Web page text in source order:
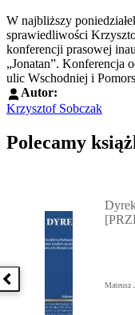
W najbliższy
sprawiedliwości
konferencji prasowej
„Jonatan”. Konferencja
ulic Wschodniej i
Autor:
Krzysztof Sobczak
Polecamy
Poprzednia książka Mateusz